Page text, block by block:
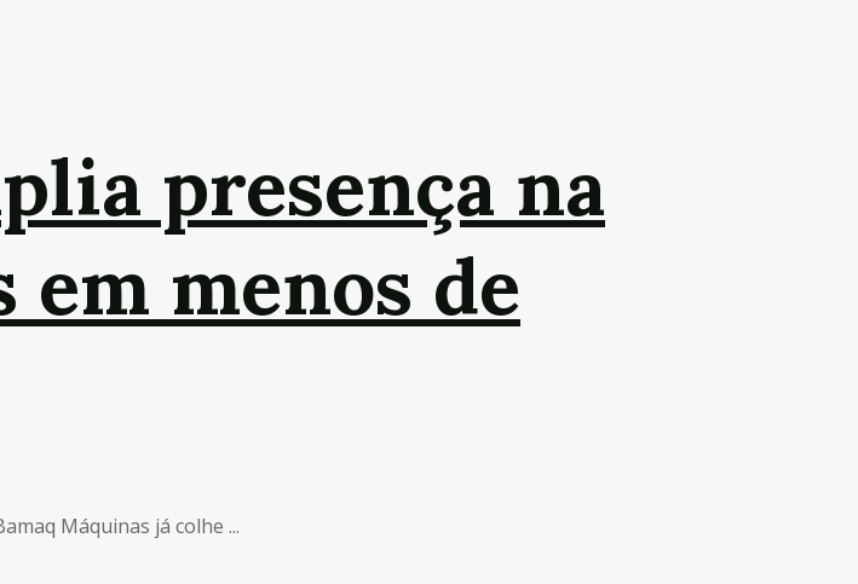
presença na
em menos de
Máquinas já colhe ...